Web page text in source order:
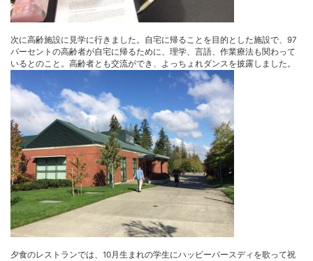
次に高齢施設に見学に行きました。自宅に帰ることを目的とした施設で、97
パーセントの高齢者が自宅に帰るために、理学、言語、作業療法も関わって
いるとのこと。高齢者とも交流ができ、よっちょれダンスを披露しました。
夕食のレストランでは、10月生まれの学生にハッピーバースディを歌って祝